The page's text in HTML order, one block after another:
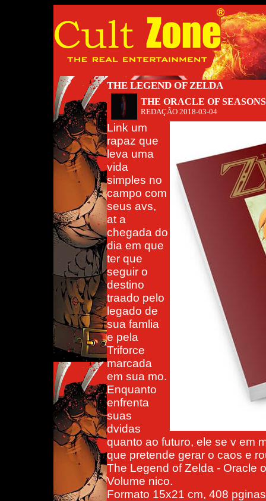
THE LEGEND OF ZELDA
THE ORACLE OF SEASONS
REDAÇÃO 2018-03-04
Link um
rapaz que
leva uma
vida
simples no
campo com
seus avs,
at a
chegada do
dia em que
ter que
seguir o
destino
traado pelo
legado de
sua famlia
e pela
Triforce
marcada
em sua mo.
Enquanto
enfrenta
suas
dvidas
quanto ao futuro, ele se v em
que pretende gerar o caos e
The Legend of Zelda - Oracle
Volume nico.
Formato 15x21 cm, 408